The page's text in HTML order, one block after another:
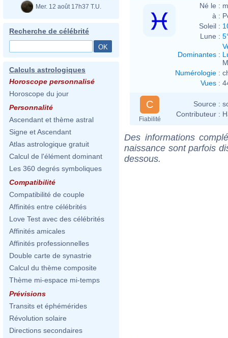
Mer. 12 août 17h37 T.U.
Recherche de célébrité
Calculs astrologiques
Horoscope personnalisé
Horoscope du jour
Personnalité
Ascendant et thème astral
Signe et Ascendant
Atlas astrologique gratuit
Calcul de l'élément dominant
Les 360 degrés symboliques
Compatibilité
Compatibilité de couple
Affinités entre célébrités
Love Test avec des célébrités
Affinités amicales
Affinités professionnelles
Double carte de synastrie
Calcul du thème composite
Thème mi-espace mi-temps
Prévisions
Transits et éphémérides
Révolution solaire
Directions secondaires
Né le :
à :
Soleil :
Lune :
Dominantes :
Numérologie :
Vues :
C
Fiabilité
Source :
Contributeur :
Des informations
naissance sont parfois
dessous.